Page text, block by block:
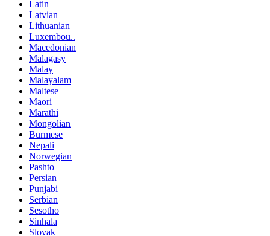
Latin
Latvian
Lithuanian
Luxembou..
Macedonian
Malagasy
Malay
Malayalam
Maltese
Maori
Marathi
Mongolian
Burmese
Nepali
Norwegian
Pashto
Persian
Punjabi
Serbian
Sesotho
Sinhala
Slovak